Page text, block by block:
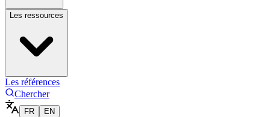
Les ressources
Les références
Chercher
FR EN